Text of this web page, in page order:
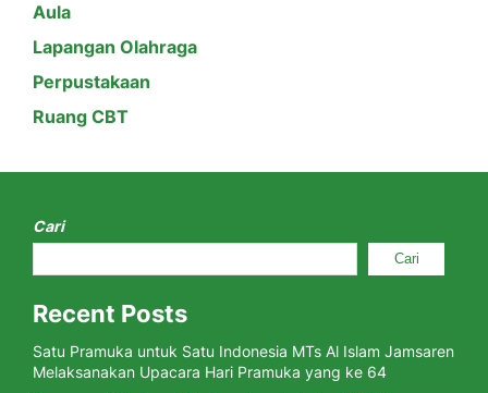
Aula
Lapangan Olahraga
Perpustakaan
Ruang CBT
Cari
Cari
Recent Posts
Satu Pramuka untuk Satu Indonesia MTs Al Islam Jamsaren
Melaksanakan Upacara Hari Pramuka yang ke 64